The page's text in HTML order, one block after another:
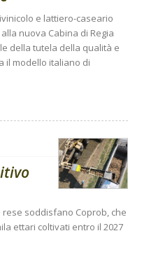
e lattiero-caseario
nuova Cabina di Regia
della tutela della qualità e
il modello italiano di
soddisfano Coprob, che
ettari coltivati entro il 2027